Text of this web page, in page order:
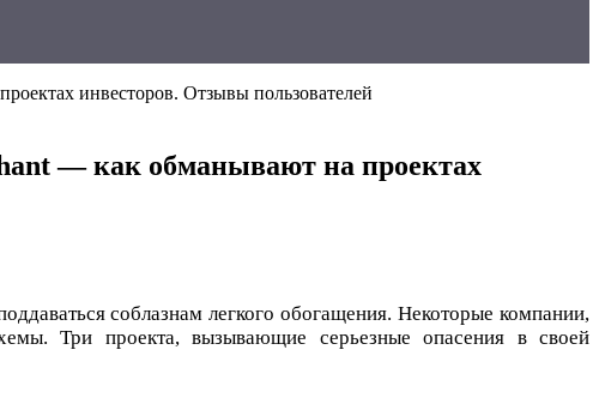
инвесторов. Отзывы пользователей
— как обманывают на проектах
соблазнам легкого обогащения. Некоторые компании,
Три проекта, вызывающие серьезные опасения в своей